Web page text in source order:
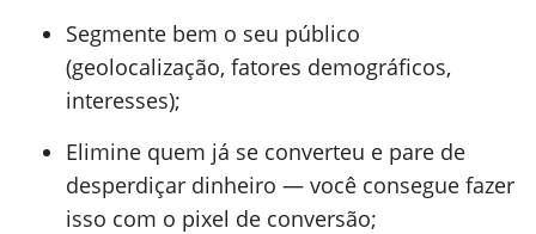
Segmente bem o seu público
(geolocalização, fatores demográficos,
interesses);
Elimine quem já se converteu e pare de
desperdiçar dinheiro — você consegue fazer
isso com o pixel de conversão;